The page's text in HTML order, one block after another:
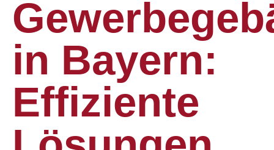
in Bayern:
Effiziente